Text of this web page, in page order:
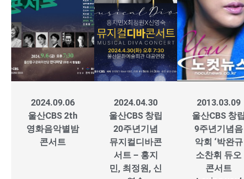
2024.09.06
울산CBS 2th
영화음악별밤
콘서트
2024.04.30
울산CBS 창립
20주년기념
뮤지컬디바콘
서트 – 홍지
민, 최정원, 신
2013.03.09
울산CBS 창립
9주년기념음
악회 ‘박완규
소찬휘 듀오
콘서트